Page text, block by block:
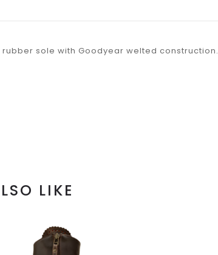
sole with Goodyear welted construction.
LIKE